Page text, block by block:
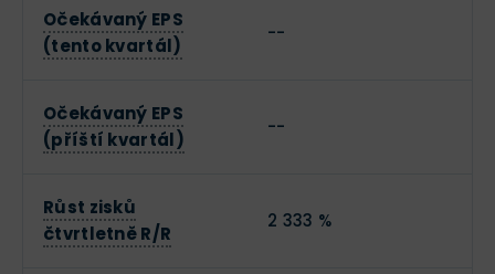
Očekávaný EPS
(tento kvartál)
--
Očekávaný EPS
(příští kvartál)
--
Růst zisků
čtvrtletně R/R
2 333 %